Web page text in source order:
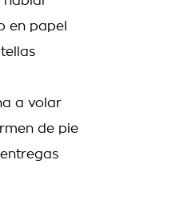
en papel
a volar
de pie